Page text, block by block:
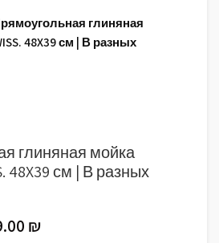
глиняная
48X39 см | В разных
глиняная мойка
48X39 см | В разных
₪